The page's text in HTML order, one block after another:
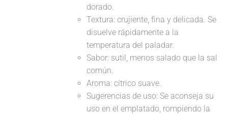
dorado.
Textura: crujiente, fina y delicada. Se
disuelve rápidamente a la
temperatura del paladar.
Sabor: sutil, menos salado que la sal
común.
Aroma: cítrico suave.
Sugerencias de uso: Se aconseja su
uso en el emplatado, rompiendo la